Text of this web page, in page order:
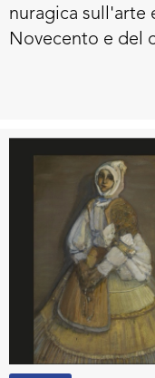
nuragica sull'arte
Novecento e del